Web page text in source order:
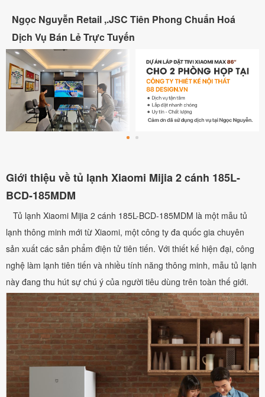
Ngọc Nguyễn Retail ,.JSC Tiên Phong Chuẩn Hoá
Dịch Vụ Bán Lẻ Trực Tuyến
Giới thiệu về tủ lạnh Xiaomi Mijia 2 cánh 185L-
BCD-185MDM
Tủ lạnh Xiaomi Mijia 2 cánh 185L-BCD-185MDM là một mẫu tủ
lạnh thông minh mới từ Xiaomi, một công ty đa quốc gia chuyên
sản xuất các sản phẩm điện tử tiên tiến. Với thiết kế hiện đại, công
nghệ làm lạnh tiên tiến và nhiều tính năng thông minh, mẫu tủ lạnh
này đang thu hút sự chú ý của người tiêu dùng trên toàn thế giới.